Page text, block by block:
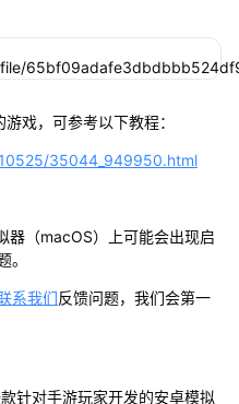
戏，可参考以下教程：
35044_949950.html
器（macOS）上可能会出现启
。
系我们反馈问题，我们会第一
针对手游玩家开发的安卓模拟